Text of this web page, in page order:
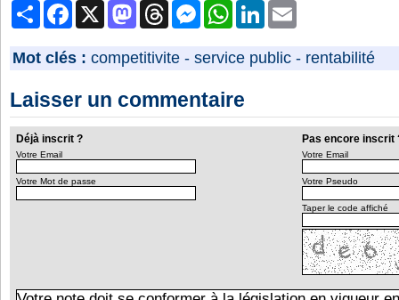
PartagerFacebook MastodonThreads MessengerWhatsAppLinkedIn
Mot clés : competitivite - service public - rentabilité
Laisser un commentaire
Déjà inscrit ? Pas encore inscrit
Votre Email
Votre Mot de passe
Votre Email
Votre Pseudo
Taper le code affiché